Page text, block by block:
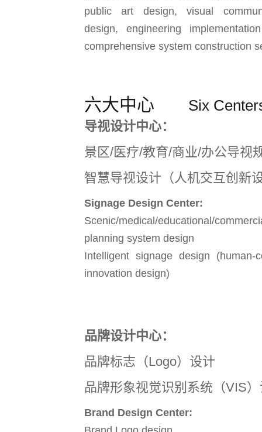
public art design, visual
design, engineering
comprehensive system construction
六大中心 Six
导视设计中心：
景区/医疗/教育/商业/办公导视
智慧导视设计（人机交互创新
Signage Design Center:
Scenic/medical/educational/
planning system design
Intelligent signage design (human-
innovation design)
品牌设计中心：
品牌标志（Logo）设计
品牌形象视觉识别系统（VIS
Brand Design Center: